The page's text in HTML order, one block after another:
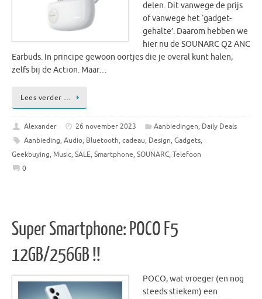
delen. Dit vanwege de prijs
of vanwege het ‘gadget-
gehalte’. Daarom hebben we
hier nu de SOUNARC Q2 ANC
Earbuds. In principe gewoon oortjes die je overal kunt halen,
zelfs bij de Action. Maar…
Lees verder …
Alexander 26 november 2023 Aanbiedingen, Daily Deals
Aanbieding, Audio, Bluetooth, cadeau, Design, Gadgets,
Geekbuying, Music, SALE, Smartphone, SOUNARC, Telefoon
0
Super Smartphone: POCO F5
12GB/256GB !!
POCO, wat vroeger (en nog
steeds stiekem) een